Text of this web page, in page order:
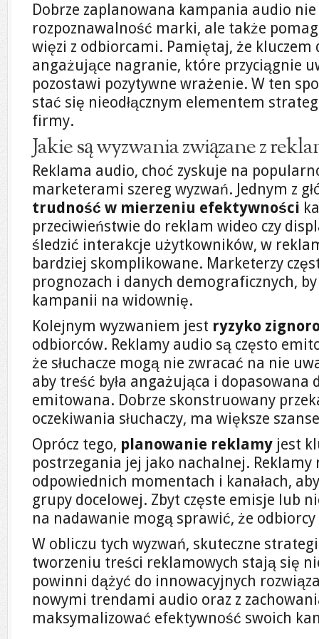
Dobrze zaplanowana kampania audio
rozpoznawalność marki, ale także
więzi z odbiorcami. Pamiętaj, że kluczem
angażujące nagranie, które przyciągnie
pozostawi pozytywne wrażenie. W ten
stać się nieodłącznym elementem
firmy.
Jakie są wyzwania związane z
Reklama audio, choć zyskuje na
marketerami szereg wyzwań. Jednym z
trudność w mierzeniu efektywności
przeciwieństwie do reklam wideo czy
śledzić interakcje użytkowników, w
bardziej skomplikowane. Marketerzy
prognozach i danych demograficznych, by
kampanii na widownię.
Kolejnym wyzwaniem jest ryzyko
odbiorców. Reklamy audio są często
że słuchacze mogą nie zwracać na nie
aby treść była angażująca i
emitowana. Dobrze skonstruowany
oczekiwania słuchaczy, ma większe
Oprócz tego, planowanie reklamy jest
postrzegania jej jako nachalnej. Reklamy
odpowiednich momentach i kanałach,
grupy docelowej. Zbyt częste emisje lub
na nadawanie mogą sprawić, że odbiorcy
W obliczu tych wyzwań, skuteczne
tworzeniu treści reklamowych stają się
powinni dążyć do innowacyjnych
nowymi trendami audio oraz z
maksymalizować efektywność swoich